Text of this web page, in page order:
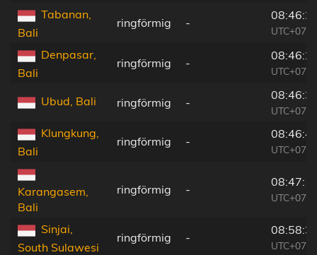
Tabanan,
Bali
ringförmig -
Denpasar,
Bali
ringförmig -
Ubud, Bali ringförmig -
Klungkung,
Bali
ringförmig -
Karangasem,
Bali
ringförmig -
Sinjai,
South Sulawesi
ringförmig -